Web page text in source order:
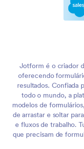
Jotform é o criador
oferecendo
resultados. Confiada
todo o mundo, a
modelos de
de arrastar e soltar
e fluxos de trabalho.
que precisam de